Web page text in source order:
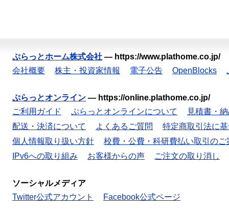
ぷらっとホーム株式会社 — https://www.plathome.co.jp/
会社概要
株主・投資家情報 電子公告 OpenBlocks
ぷらっとオンライン — https://online.plathome.co.jp/
ご利用ガイド
ぷらっとオンラインについて
見積書・
配送・決済について
よくあるご質問
特定商取引法に
個人情報取り扱い方針
校費・公費・科研費払い取引のご
IPv6への取り組み
お客様からの声 ご注文の取り消し
ソーシャルメディア
Twitter公式アカウント
Facebook公式ページ